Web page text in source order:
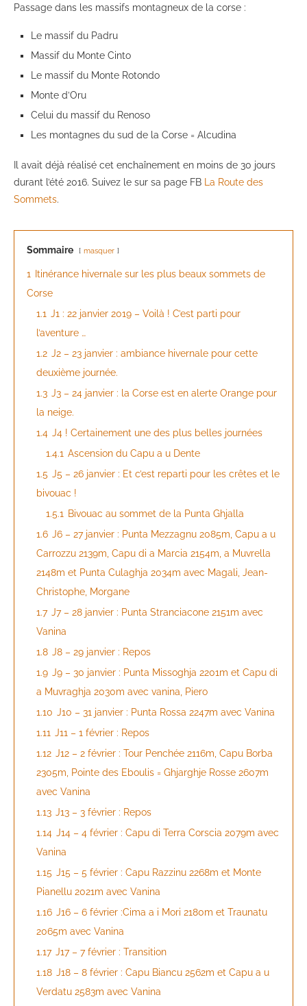
Passage dans les massifs montagneux de la corse :
Le massif du Padru
Massif du Monte Cinto
Le massif du Monte Rotondo
Monte d’Oru
Celui du massif du Renoso
Les montagnes du sud de la Corse = Alcudina
Il avait déjà réalisé cet enchaînement en moins de 30 jours
durant l’été 2016. Suivez le sur sa page FB La Route des
Sommets.
Sommaire masquer
1 Itinérance hivernale sur les plus beaux sommets de
Corse
1.1 J1 : 22 janvier 2019 – Voilà ! C’est parti pour
l’aventure …
1.2 J2 – 23 janvier : ambiance hivernale pour cette
deuxième journée.
1.3 J3 – 24 janvier : la Corse est en alerte Orange pour
la neige.
1.4 J4 ! Certainement une des plus belles journées
1.4.1 Ascension du Capu a u Dente
1.5 J5 – 26 janvier : Et c’est reparti pour les crêtes et le
bivouac !
1.5.1 Bivouac au sommet de la Punta Ghjalla
1.6 J6 – 27 janvier : Punta Mezzagnu 2085m, Capu a u
Carrozzu 2139m, Capu di a Marcia 2154m, a Muvrella
2148m et Punta Culaghja 2034m avec Magali, Jean-
Christophe, Morgane
1.7 J7 – 28 janvier : Punta Stranciacone 2151m avec
Vanina
1.8 J8 – 29 janvier : Repos
1.9 J9 – 30 janvier : Punta Missoghja 2201m et Capu di
a Muvraghja 2030m avec vanina, Piero
1.10 J10 – 31 janvier : Punta Rossa 2247m avec Vanina
1.11 J11 – 1 février : Repos
1.12 J12 – 2 février : Tour Penchée 2116m, Capu Borba
2305m, Pointe des Eboulis = Ghjarghje Rosse 2607m
avec Vanina
1.13 J13 – 3 février : Repos
1.14 J14 – 4 février : Capu di Terra Corscia 2079m avec
Vanina
1.15 J15 – 5 février : Capu Razzinu 2268m et Monte
Pianellu 2021m avec Vanina
1.16 J16 – 6 février :Cima a i Mori 2180m et Traunatu
2065m avec Vanina
1.17 J17 – 7 février : Transition
1.18 J18 – 8 février : Capu Biancu 2562m et Capu a u
Verdatu 2583m avec Vanina